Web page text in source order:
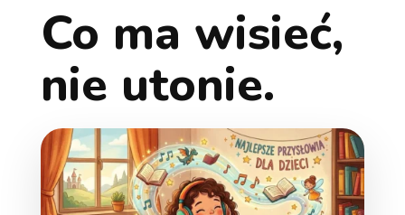
Co ma wisieć,
nie utonie.